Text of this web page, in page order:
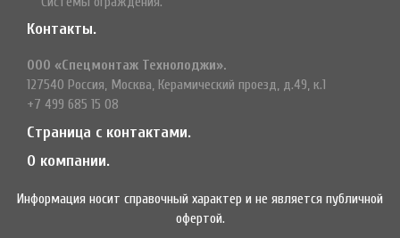
Контакты.
ООО «Спецмонтаж Технолоджи».
127540 Россия, Москва, Керамический проезд, д.49, к.1
+7 499 685 15 08
Страница с контактами.
О компании.
Информация носит справочный характер и не является публичной
офертой.